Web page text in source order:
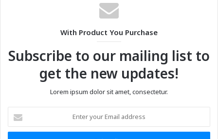
With Product You Purchase
Subscribe to our mailing list to
get the new updates!
Lorem ipsum dolor sit amet, consectetur.
your
Email